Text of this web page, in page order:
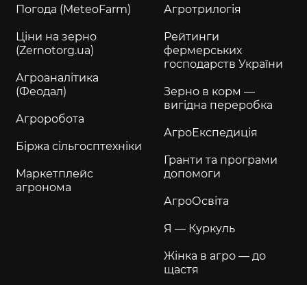
Погода (MeteoFarm)
Ціни на зерно
(Zernotorg.ua)
Агроаналітика
(Феодал)
Агроробота
Біржа сільгосптехніки
Маркетплейс
агронома
Агротрилогія
Рейтинги
фермерських
господарств України
Зерно в корм —
вигідна переробка
АгроЕкспедиція
Гранти та програми
допомоги
АгроОсвіта
Я — Куркуль
Жінка в агро — до
щастя